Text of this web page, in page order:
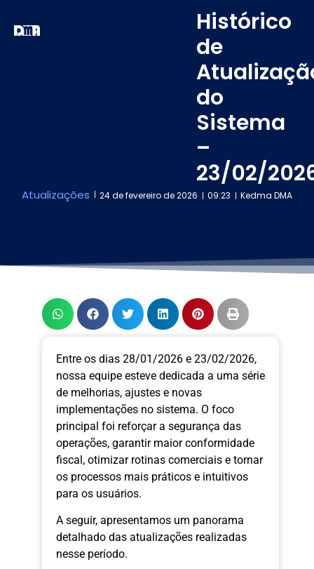
Histórico
de
do
Sistema
–
23/02/
Atualizações 24 de fevereiro de 2026 09:23 Kedma DMA
Entre os dias 28/01/2026 e 23/02/2026,
nossa equipe esteve dedicada a uma série
de melhorias, ajustes e novas
implementações no sistema. O foco
principal foi reforçar a segurança das
operações, garantir maior conformidade
fiscal, otimizar rotinas comerciais e tornar
os processos mais práticos e intuitivos
para os usuários.
A seguir, apresentamos um panorama
detalhado das atualizações realizadas
nesse período.